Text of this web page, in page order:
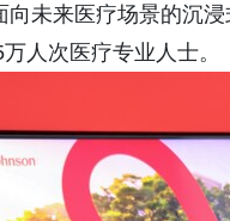
未来医疗场景的沉
人次医疗专业人士。